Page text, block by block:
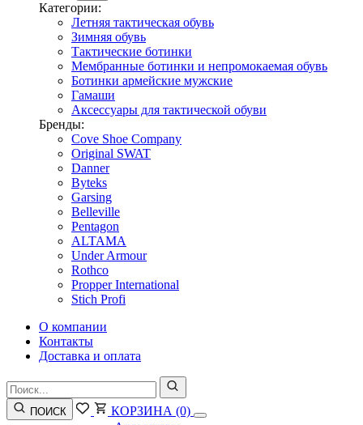
Категории:
Летняя тактическая обувь
Зимняя обувь
Тактические ботинки
Мембранные ботинки и непромокаемая обувь
Ботинки армейские мужские
Гамаши
Аксессуары для тактической обуви
Бренды:
Cove Shoe Company
Original SWAT
Danner
Byteks
Garsing
Belleville
Pentagon
ALTAMA
Under Armour
Rothco
Propper International
Stich Profi
О компании
Контакты
Доставка и оплата
ПОИСК КОРЗИНА (0)